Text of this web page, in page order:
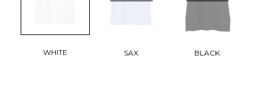
WHITE SAX BLACK